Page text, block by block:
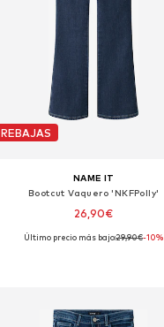
REBAJAS
NAME IT
Bootcut Vaquero 'NKFPolly'
26,90€
+4
Disponible en muchas tallas
Último precio más bajo:29,90€-10%